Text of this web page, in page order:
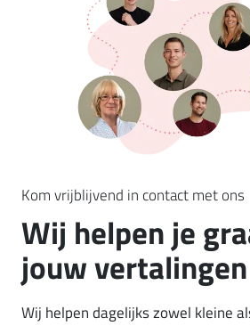
Kom vrijblijvend in contact met ons
Wij helpen je
jouw vertalingen
Wij helpen dagelijks zowel kleine